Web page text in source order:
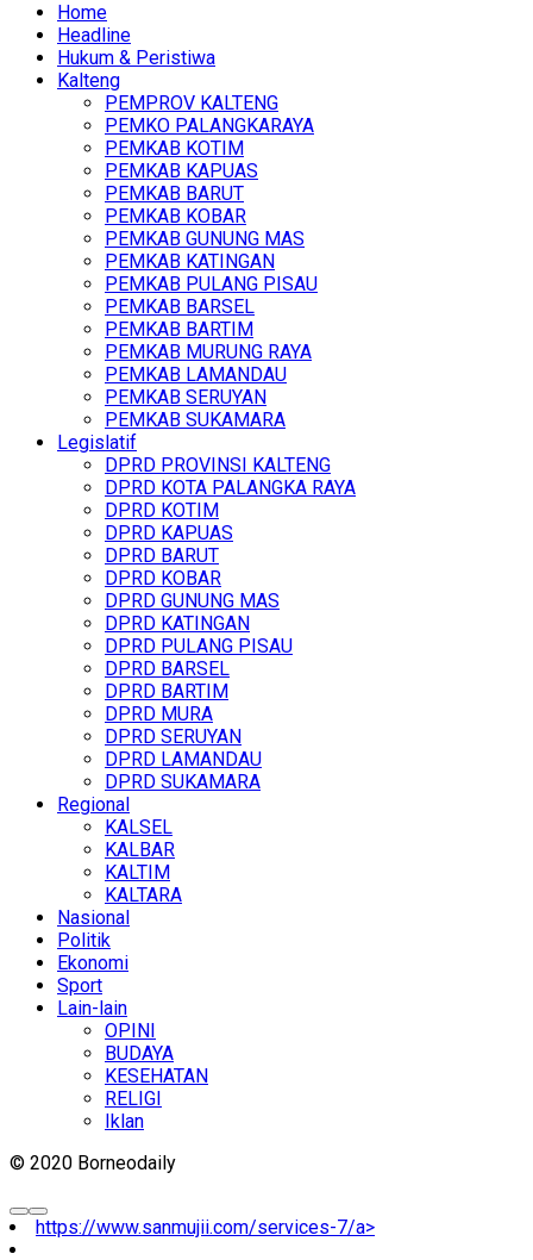
Home
Headline
Hukum & Peristiwa
Kalteng
PEMPROV KALTENG
PEMKO PALANGKARAYA
PEMKAB KOTIM
PEMKAB KAPUAS
PEMKAB BARUT
PEMKAB KOBAR
PEMKAB GUNUNG MAS
PEMKAB KATINGAN
PEMKAB PULANG PISAU
PEMKAB BARSEL
PEMKAB BARTIM
PEMKAB MURUNG RAYA
PEMKAB LAMANDAU
PEMKAB SERUYAN
PEMKAB SUKAMARA
Legislatif
DPRD PROVINSI KALTENG
DPRD KOTA PALANGKA RAYA
DPRD KOTIM
DPRD KAPUAS
DPRD BARUT
DPRD KOBAR
DPRD GUNUNG MAS
DPRD KATINGAN
DPRD PULANG PISAU
DPRD BARSEL
DPRD BARTIM
DPRD MURA
DPRD SERUYAN
DPRD LAMANDAU
DPRD SUKAMARA
Regional
KALSEL
KALBAR
KALTIM
KALTARA
Nasional
Politik
Ekonomi
Sport
Lain-lain
OPINI
BUDAYA
KESEHATAN
RELIGI
Iklan
© 2020 Borneodaily
https://www.sanmujii.com/services-7/a>